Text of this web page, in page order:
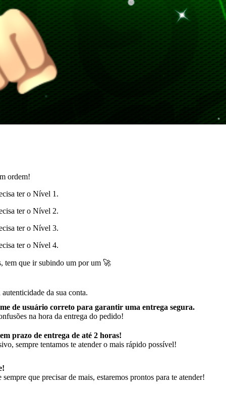
ordem!
ter o Nível 1.
ter o Nível 2.
ter o Nível 3.
ter o Nível 4.
tem que ir subindo um por um 🚀
da sua conta.
de usuário correto para garantir uma entrega segura.
na hora da entrega do pedido!
prazo de entrega de até 2 horas!
sempre tentamos te atender o mais rápido possível!
que precisar de mais, estaremos prontos para te atender!